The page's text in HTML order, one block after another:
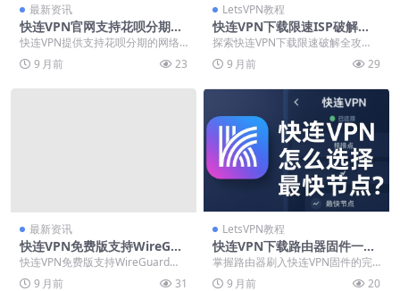
最新资讯
快连VPN官网支持花呗分期付
款
快连VPN提供支持花呗分期的网络
加速方案，有效降低用户一次性支
付压力。该服务通过...
9 月前 23
LetsVPN教程
快连VPN下载限速ISP破解攻
略
探索快连VPN下载限速破解全攻
略，掌握优化设置与连接模式切换
技巧，有效应对ISP...
9 月前 29
最新资讯
快连VPN免费版支持WireGua
rd协议吗？2025年加密技术解
快连VPN免费版支持WireGuard协
议，在2025年仍以尖端技术提供高
9 月前 31
LetsVPN教程
快连VPN下载路由器固件一键
刷入
掌握路由器刷入快连VPN固件的完
整指南，实现全家设备自动翻墙与
9 月前 20